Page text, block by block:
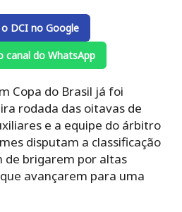
o DCI no Google
canal do WhatsApp
Copa do Brasil já foi
rodada das oitavas de
e a equipe do árbitro
disputam a classificação
de brigarem por altas
avançarem para uma